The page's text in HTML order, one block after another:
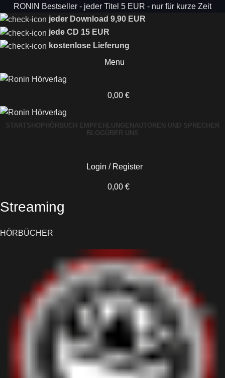
RONIN Bestseller - jeder Titel 5 EUR - nur für kurze Zeit
jeder Download 9,90 EUR
jede CD 15 EUR
kostenlose Lieferung
Menu
0,00 €
STARTSHOP HÖRBUCH EMPFEHLUNGEN AUTOREN UND SPRECHER
BLOGÜBER UNS
Login / Register
0,00 €
Streaming
HÖRBÜCHER